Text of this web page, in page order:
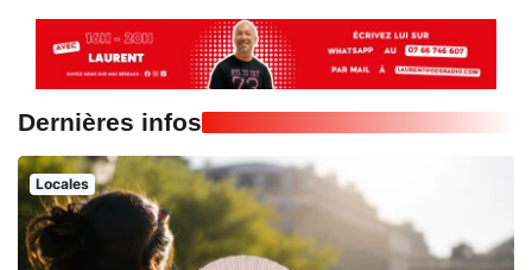
Dernières infos
Locales